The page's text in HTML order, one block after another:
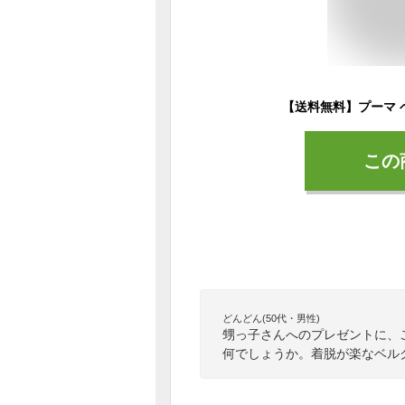
こ
どんどん(50代・男性)
甥っ子さんへのプレゼントに
何でしょうか。着脱が楽なベ